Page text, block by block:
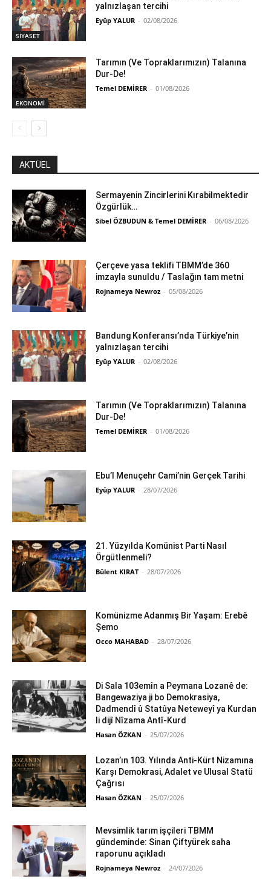
SİYASET
yalnızlaşan tercihi
Eyüp YALUR - 02/08/2026
EKONOMİ
Tarımın (Ve Topraklarımızın) Talanına
Dur-De!
Temel DEMİRER - 01/08/2026
AKTÜEL
Sermayenin Zincirlerini Kırabilmektedir
Özgürlük…
Sibel ÖZBUDUN & Temel DEMİRER - 06/08/2026
Çerçeve yasa teklifi TBMM’de 360
imzayla sunuldu / Taslağın tam metni
Rojnameya Newroz - 05/08/2026
Bandung Konferansı’nda Türkiye’nin
yalnızlaşan tercihi
Eyüp YALUR - 02/08/2026
Tarımın (Ve Topraklarımızın) Talanına
Dur-De!
Temel DEMİRER - 01/08/2026
Ebu’l Menuçehr Cami’nin Gerçek Tarihi
Eyüp YALUR - 28/07/2026
21. Yüzyılda Komünist Parti Nasıl
Örgütlenmeli?
Bülent KIRAT - 28/07/2026
Komünizme Adanmış Bir Yaşam: Erebê
Şemo
Occo MAHABAD - 28/07/2026
Di Sala 103emîn a Peymana Lozanê de:
Bangewaziya ji bo Demokrasiya,
Dadmendî û Statûya Neteweyî ya Kurdan
li dijî Nîzama Antî-Kurd
Hasan ÖZKAN - 25/07/2026
Lozan’ın 103. Yılında Anti-Kürt Nizamına
Karşı Demokrasi, Adalet ve Ulusal Statü
Çağrısı
Hasan ÖZKAN - 25/07/2026
Mevsimlik tarım işçileri TBMM
gündeminde: Sinan Çiftyürek saha
raporunu açıkladı
Rojnameya Newroz - 24/07/2026